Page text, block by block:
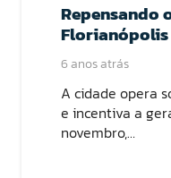
Repensando
Florianópolis
6 anos atrás
A cidade opera
e incentiva a
novembro,…